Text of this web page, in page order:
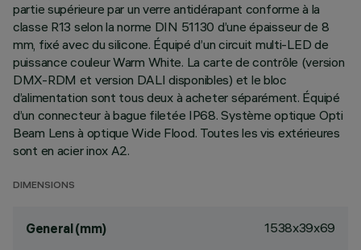
partie supérieure par un verre antidérapant conforme à la
classe R13 selon la norme DIN 51130 d’une épaisseur de 8
mm, fixé avec du silicone. Équipé d’un circuit multi-LED de
puissance couleur Warm White. La carte de contrôle (version
DMX-RDM et version DALI disponibles) et le bloc
d’alimentation sont tous deux à acheter séparément. Équipé
d’un connecteur à bague filetée IP68. Système optique Opti
Beam Lens à optique Wide Flood. Toutes les vis extérieures
sont en acier inox A2.
DIMENSIONS
General (mm) 1538x39x69